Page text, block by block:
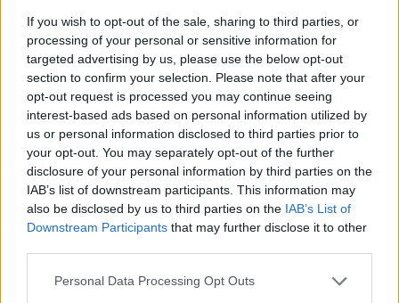
If you wish to opt-out of the sale, sharing to third parties, or
processing of your personal or sensitive information for
targeted advertising by us, please use the below opt-out
section to confirm your selection. Please note that after your
opt-out request is processed you may continue seeing
interest-based ads based on personal information utilized by
us or personal information disclosed to third parties prior to
your opt-out. You may separately opt-out of the further
disclosure of your personal information by third parties on the
IAB’s list of downstream participants. This information may
also be disclosed by us to third parties on the IAB’s List of
Downstream Participants that may further disclose it to other
Please note that this website/app uses one or more Google
Personal Data Processing Opt Outs